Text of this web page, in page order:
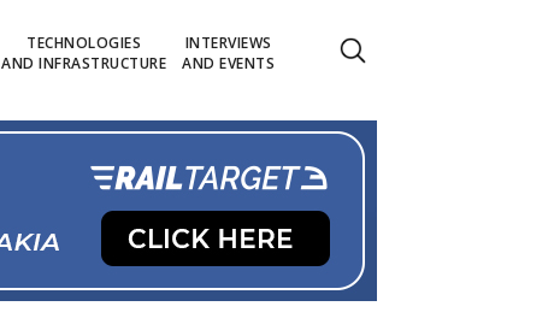
TECHNOLOGIES
AND INFRASTRUCTURE
INTERVIEWS
AND EVENTS